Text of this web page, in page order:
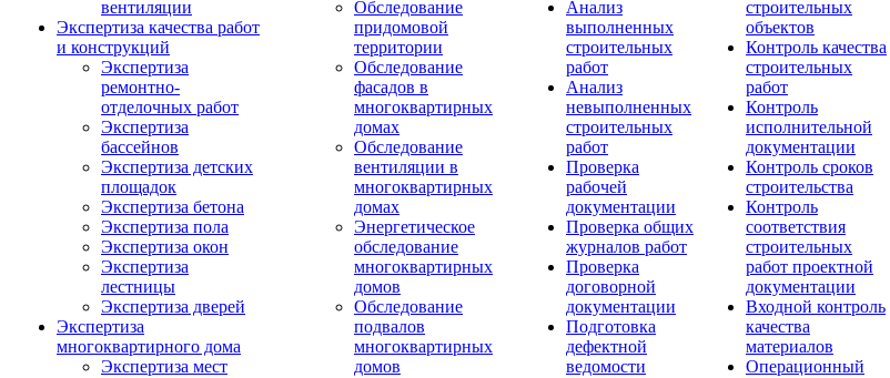
вентиляции
Экспертиза качества работ
и конструкций
Экспертиза
ремонтно-
отделочных работ
Экспертиза
бассейнов
Экспертиза детских
площадок
Экспертиза бетона
Экспертиза пола
Экспертиза окон
Экспертиза
лестницы
Экспертиза дверей
Экспертиза
многоквартирного дома
Экспертиза мест
Обследование
придомовой
территории
Обследование
фасадов в
многоквартирных
домах
Обследование
вентиляции в
многоквартирных
домах
Энергетическое
обследование
многоквартирных
домов
Обследование
подвалов
многоквартирных
домов
Анализ
выполненных
строительных
работ
Анализ
невыполненных
строительных
работ
Проверка
рабочей
документации
Проверка общих
журналов работ
Проверка
договорной
документации
Подготовка
дефектной
ведомости
строительных
объектов
Контроль качества
строительных
работ
Контроль
исполнительной
документации
Контроль сроков
строительства
Контроль
соответствия
строительных
работ проектной
документации
Входной контроль
качества
материалов
Операционный